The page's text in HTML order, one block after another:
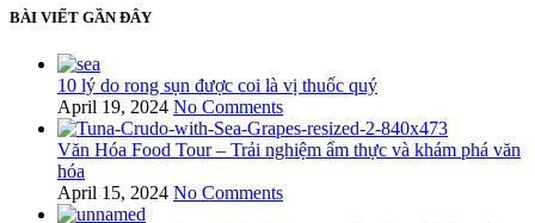
BÀI VIẾT GẦN ĐÂY
10 lý do rong sụn được coi là vị thuốc quý
April 19, 2024 No Comments
Văn Hóa Food Tour – Trải nghiệm ẩm thực và khám phá văn
hóa
April 15, 2024 No Comments